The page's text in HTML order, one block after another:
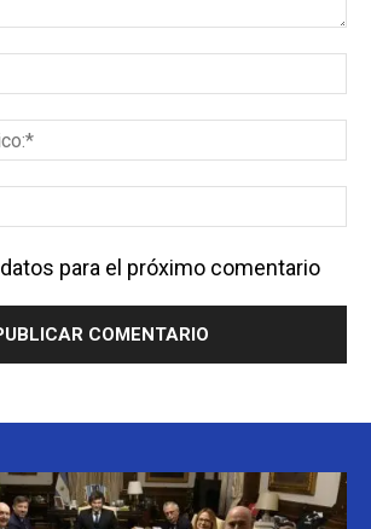
para el próximo comentario